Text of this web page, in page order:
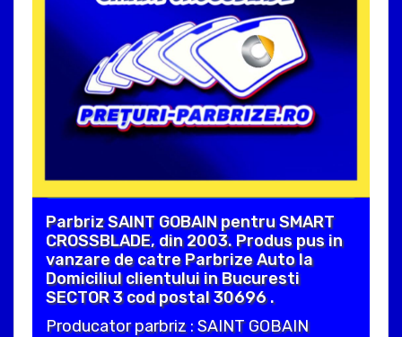
Parbriz SAINT GOBAIN pentru SMART
CROSSBLADE, din 2003. Produs pus in
vanzare de catre Parbrize Auto la
Domiciliul clientului in Bucuresti
SECTOR 3 cod postal 30696 .
Producator parbriz : SAINT GOBAIN